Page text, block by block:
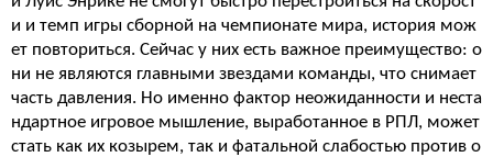
и и темп игры сборной на чемпионате мира, история мож
ет повториться. Сейчас у них есть важное преимущество: о
ни не являются главными звездами команды, что снимает
часть давления. Но именно фактор неожиданности и неста
ндартное игровое мышление, выработанное в РПЛ, может
стать как их козырем, так и фатальной слабостью против о